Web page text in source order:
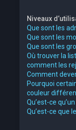
Niveaux
Que sont les
Que sont les
Que sont les
Où trouver la
comment les
Comment
Pourquoi
couleur
Qu’est-ce
Qu’est-ce que